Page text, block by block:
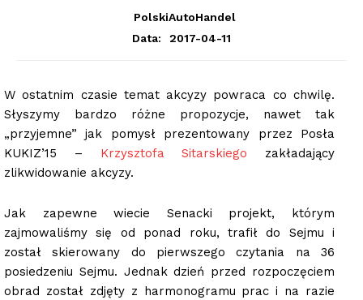
PolskiAutoHandel
Data:
2017-04-11
W ostatnim czasie temat akcyzy powraca co chwilę.
Słyszymy bardzo różne propozycje, nawet tak
„przyjemne” jak pomysł prezentowany przez Posła
KUKIZ’15 – Krzysztofa Sitarskiego zakładający
zlikwidowanie akcyzy.
Jak zapewne wiecie Senacki projekt, którym
zajmowaliśmy się od ponad roku, trafił do Sejmu i
został skierowany do pierwszego czytania na 36
posiedzeniu Sejmu. Jednak dzień przed rozpoczęciem
obrad został zdjęty z harmonogramu prac i na razie